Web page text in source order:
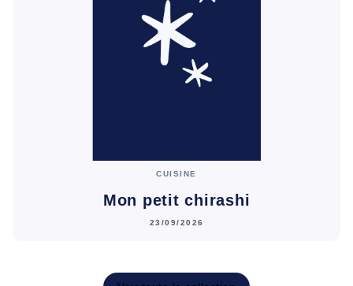
CUISINE
Mon petit chirashi
23/09/2026